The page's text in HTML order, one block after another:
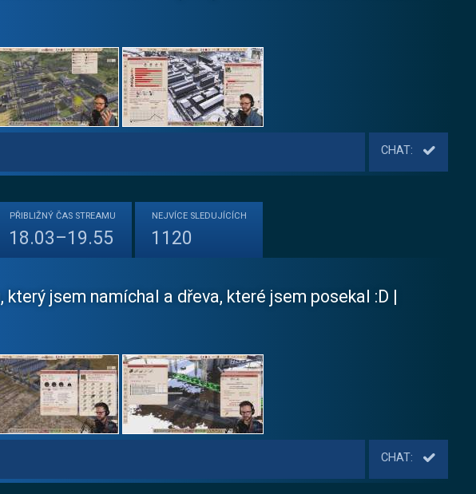
CHAT:
PŘIBLIŽNÝ ČAS STREAMU
18.03–19.55
NEJVÍCE SLEDUJÍCÍCH
1120
jsem namíchal a dřeva, které jsem posekal :D |
CHAT: